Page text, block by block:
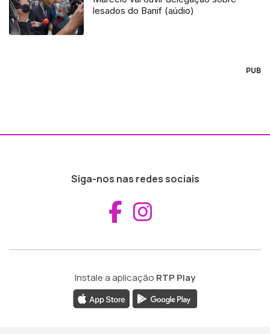
lesados do Banif (aúdio)
PUB
Siga-nos nas redes sociais
Aceder ao
Instale a aplicação RTP Play